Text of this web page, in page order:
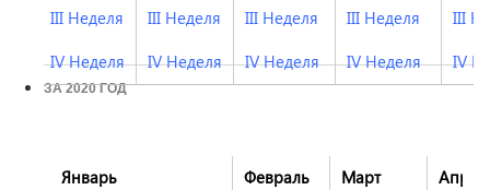
III Неделя
IV Неделя
III Неделя
IV Неделя
III Неделя
IV Неделя
III Неделя
IV Неделя
III
IV
ЗА 2020 ГОД
Январь
Февраль
Март